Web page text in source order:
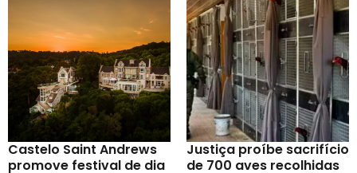
Castelo Saint Andrews
promove festival de dia
Justiça proíbe sacrifício
de 700 aves recolhidas